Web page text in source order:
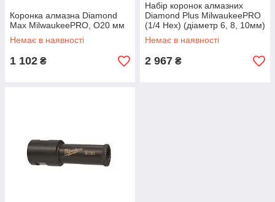
Коронка алмазна Diamond
Max MilwaukeePRO, O20 мм
Немає в наявності
1 102 ₴
Набір коронок алмазних
Diamond Plus MilwaukeePRO
(1/4 Hex) (діаметр 6, 8, 10мм)
пластиковий кейс
Немає в наявності
2 967 ₴